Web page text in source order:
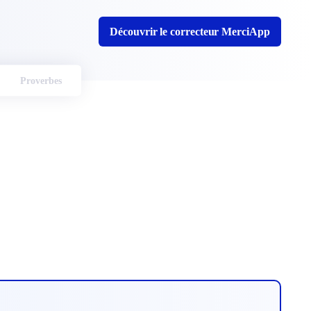
Découvrir le correcteur MerciApp
Proverbes